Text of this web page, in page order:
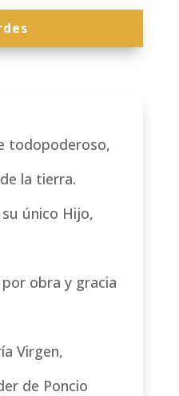
todopoderoso,
la tierra.
único Hijo,
obra y gracia
Virgen,
de Poncio